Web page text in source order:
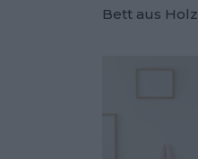
Bett aus Holz